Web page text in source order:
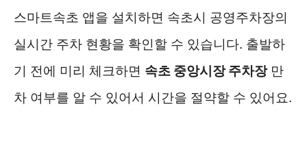
스마트속초 앱을 설치하면 속초시 공영주차장의
실시간 주차 현황을 확인할 수 있습니다. 출발하
기 전에 미리 체크하면 속초 중앙시장 주차장만
차 여부를 알 수 있어서 시간을 절약할 수 있어요.